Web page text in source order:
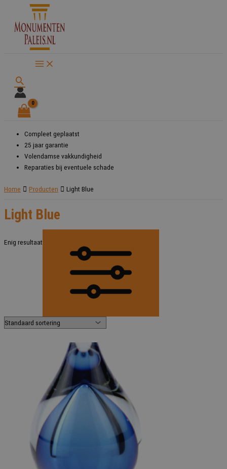
naar
Zoeken
Compleet geplaatst
25 jaar garantie
Volendamse vakkundigheid
Reparaties bij eventuele schade
Home Producten Light Blue
Light Blue
Enig resultaat